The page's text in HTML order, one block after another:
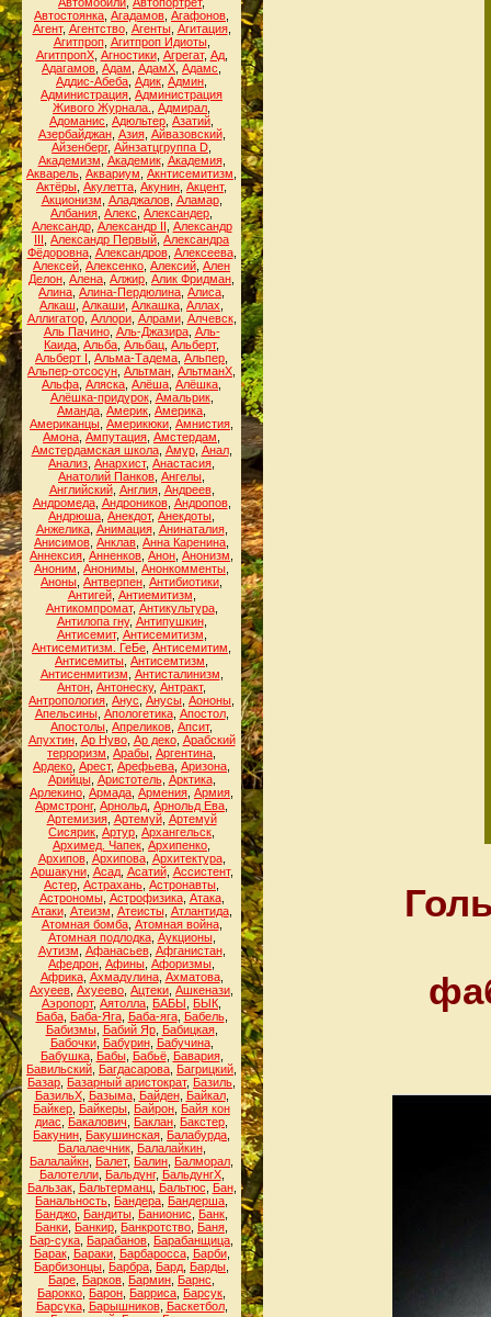
Автостоянка Агадамов Агафонов
Агент, Агентство, Агенты, Агитация,
Агитпроп, Агитпроп Идиоты,
АгитпропХ, Агностики, Агрегат, Ад,
Адагамов Адам АдамХ Адамс
Аддис-Абеба Адик Админ
Администрация Администрация
Живого Журнала.
Адмирал
Адоманис Адюльтер Азатий
Азербайджан, Азия, Айвазовский,
Айзенберг, Айнзатцгруппа D
Академизм Академик, Академия,
Акварель Аквариум Акнтисемитизм
Актёры Акулетта Акунин Акцент,
Акционизм Аладжалов, Аламар,
Албания Алекс Александер
Александр, Александр II Александр
III Александр Первый Александра
Фёдоровна, Александров, Алексеева,
Алексей Алексенко Алексий Ален
Делон Алена Алжир Алик Фридман
Алина Алина-Пердюлина Алиса
Алкаш Алкаши Алкашка Аллах
Аллигатор, Аллори, Алрами, Алчевск,
Аль Пачино, Аль-Джазира, Аль-
Каида Альба Альбац Альберт,
Альберт I Альма-Тадема Альпер
Альпер-отсосун Альтман АльтманХ
Альфа Аляска Алёша Алёшка
Алёшка-придурок, Амальрик,
Аманда Америк Америка
Американцы Америкюки Амнистия
Амона Ампутация Амстердам
Амстердамская школа, Амур, Анал,
Анализ Анархист, Анастасия
Анатолий Панков Ангелы
Английский, Англия, Андреев,
Андромеда, Андроников, Андропов,
Андрюша Анекдот, Анекдоты
Анжелика, Анимация, Анинаталия,
Анисимов Анклав Анна Каренина
Аннексия Анненков Анон Анонизм
Аноним Анонимы Анонкомменты
Аноны Антверпен Антибиотики
Антигей, Антиемитизм
Антикомпромат, Антикультура,
Антилопа гну, Антипушкин,
Антисемит, Антисемитизм
Антисемитизм. ГеБе Антисемитим
Антисемиты Антисемтизм
Антисенмитизм Антисталинизм
Антон Антонеску, Антракт,
Антропология Анус Анусы Аононы
Апельсины, Апологетика, Апостол,
Апостолы Апреликов Апсит,
Апухтин, Ар Нуво, Ар деко, Арабский
терроризм Арабы Аргентина
Ардеко Арест, Арефьева Аризона
Арийцы, Аристотель, Арктика,
Арлекино Армада Армения Армия
Армстронг, Арнольд Арнольд Ева
Артемизия, Артемуй, Артемуй
Сисярик Артур Архангельск
Архимед. Чапек Архипенко
Архипов, Архипова, Архитектура,
Аршакуни, Асад, Асатий, Ассистент,
Астер Астрахань Астронавты
Астрономы, Астрофизика, Атака,
Атаки, Атеизм Атеисты, Атлантида,
Атомная бомба, Атомная война,
Атомная подлодка, Аукционы,
Аутизм Афанасьев, Афганистан,
Афедрон Афины Афоризмы
Африка, Ахмадулина, Ахматова,
Ахуеев Ахуеево Ацтеки Ашкенази
Аэропорт, Аятолла БАБЫ БЫК
Баба, Баба-Яга, Баба-яга, Бабель,
Бабизмы, Бабий Яр, Бабицкая,
Бабочки, Бабурин, Бабучина,
Бабушка, Бабы, Бабьё, Бавария,
Бавильский Багдасарова Багрицкий
Базар Базарный аристократ, Базиль
БазильХ, Базыма, Байден, Байкал,
Байкер Байкеры Байрон Байя кон
диас
Бакалович Баклан Бакстер
Бакунин Бакушинская Балабурда
Балалаечник, Балалайкин,
Балалайкн Балет, Балин Балморал
Балотелли, Бальдунг, БальдунгХ,
Бальзак, Бальтерманц, Бальтюс Бан,
Банальность Бандера Бандерша
Банджо Бандиты Банионис Банк
Банки Банкир Банкротство Баня
Бар-сука Барабанов Барабанщица
Барак, Бараки, Барбаросса, Барби,
Барбизонцы Барбра Бард Барды
Баре Барков Бармин Барнс
Барокко Барон Барриса Барсук
Барсука, Барышников, Баскетбол,